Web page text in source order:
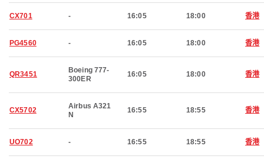
CX701 - 16:05 18:00 香港
PG4560 - 16:05 18:00 香港
QR3451
Boeing 777-
300ER
16:05 18:00 香港
CX5702
Airbus A321
N
16:55 18:55 香港
UO702 - 16:55 18:55 香港